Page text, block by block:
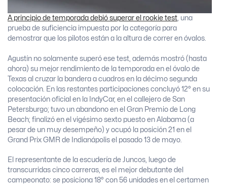
A principio de temporada debió superar el rookie test , una
prueba de suficiencia impuesta por la categoría para
demostrar que los pilotos están a la altura de correr en óvalos.
Agustín no solamente superó ese test, además mostró (hasta
ahora) su mejor rendimiento de la temporada en el óvalo de
Texas al cruzar la bandera a cuadros en la décimo segunda
colocación. En las restantes participaciones concluyó 12° en su
presentación oficial en la IndyCar, en el callejero de San
Petersburgo; tuvo un abandono en el Gran Premio de Long
Beach; finalizó en el vigésimo sexto puesto en Alabama (a
pesar de un muy desempeño) y ocupó la posición 21 en el
Grand Prix GMR de Indianápolis el pasado 13 de mayo.
El representante de la escudería de Juncos, luego de
transcurridas cinco carreras, es el mejor debutante del
campeonato: se posiciona 18° con 56 unidades en el certamen